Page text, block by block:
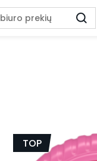
TOP